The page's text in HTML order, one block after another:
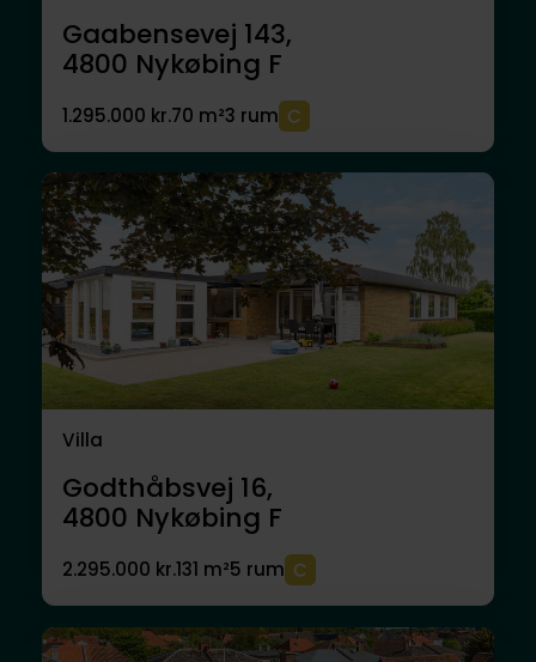
Gaabensevej 143,
4800 Nykøbing F
1.295.000 kr.70 m²3 rum
Villa
Godthåbsvej 16,
4800 Nykøbing F
2.295.000 kr.131 m²5 rum